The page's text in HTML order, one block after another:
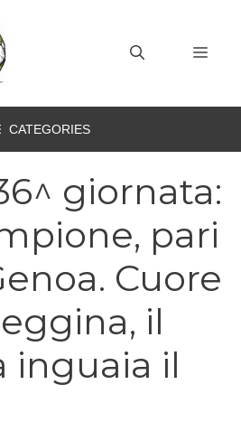
CATEGORIES
giornata:
pari
Cuore
il
inguaia il